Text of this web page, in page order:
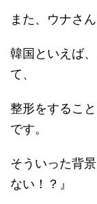
また、ウナさ
韓国といえば
て、
整形をするこ
です。
そういった背
ない！？』